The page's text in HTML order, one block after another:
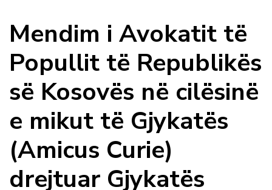
Mendim i Avokatit të
Popullit të Republikës
së Kosovës në cilësinë
e mikut të Gjykatës
(Amicus Curie)
drejtuar Gjykatës